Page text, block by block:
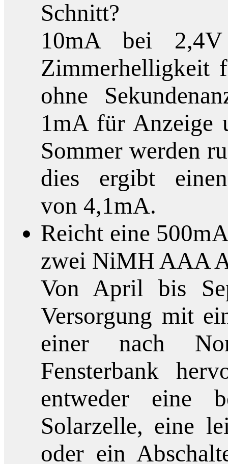
Schnitt?
10mA bei
Zimmerhelligkeit
ohne
1mA für Anzeige
Sommer werden
dies ergibt einen
von 4,1mA.
Reicht eine
zwei NiMH AAA
Von April bis
Versorgung mit
einer nach
Fensterbank
entweder eine
Solarzelle, eine
oder ein